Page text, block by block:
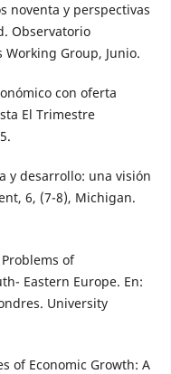
noventa y perspectivas
Observatorio
Group, Junio.
con oferta
El Trimestre
y desarrollo: una visión
6, (7-8), Michigan.
Problems of
Eastern Europe. En:
University
of Economic Growth: A